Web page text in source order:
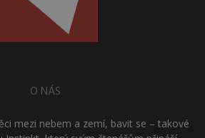
O NÁS
mezi nebem a zemí, bavit se – takové